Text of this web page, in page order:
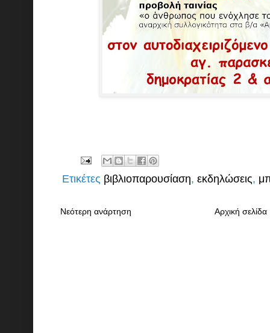
Ετικέτες βιβλιοπαρουσίαση, εκδηλώσεις,
Νεότερη ανάρτηση Αρχική σελίδα